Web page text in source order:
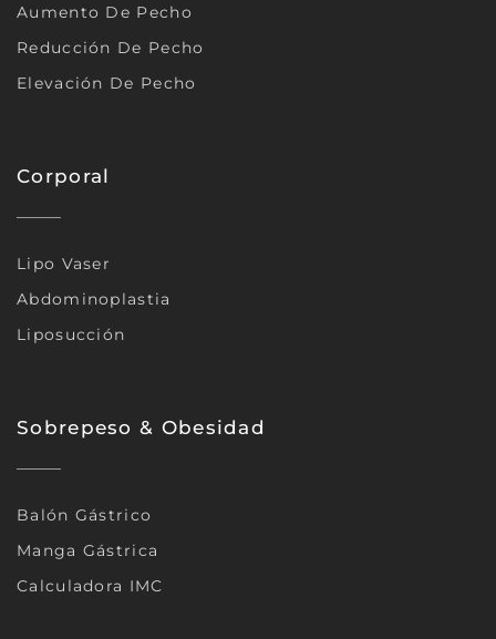
Aumento De Pecho
Reducción De Pecho
Elevación De Pecho
Corporal
Lipo Vaser
Abdominoplastia
Liposucción
Sobrepeso & Obesidad
Balón Gástrico
Manga Gástrica
Calculadora IMC